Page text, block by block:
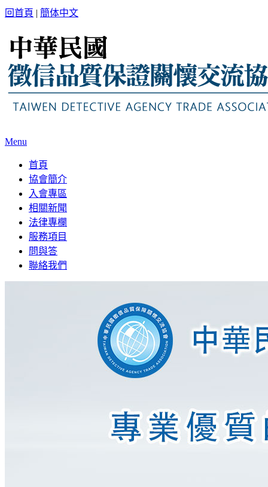
回首頁 | 簡体中文
Menu
首頁
協會簡介
入會專區
相關新聞
法律專欄
服務項目
問與答
聯絡我們